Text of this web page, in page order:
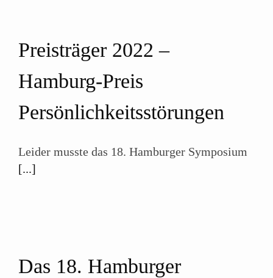
Preisträger 2022 –
Hamburg-Preis
Persönlichkeits­störungen
Leider musste das 18. Hamburger Symposium
[...]
Das 18. Hamburger